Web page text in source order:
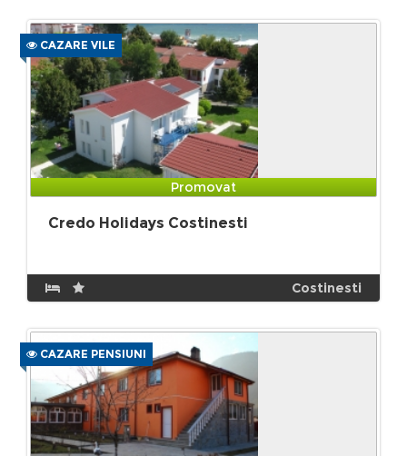
CAZARE VILE
Promovat
Credo Holidays Costinesti
Costinesti
CAZARE PENSIUNI